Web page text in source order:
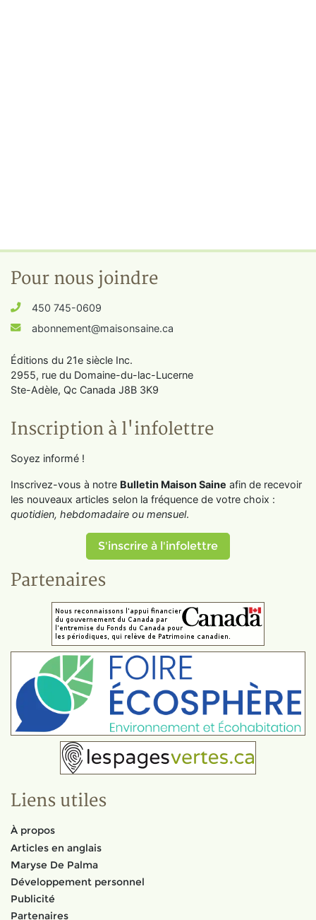
Pour nous joindre
450 745-0609
abonnement@maisonsaine.ca
Éditions du 21e siècle Inc.
2955, rue du Domaine-du-lac-Lucerne
Ste-Adèle, Qc Canada J8B 3K9
Inscription à l'infolettre
Soyez informé !
Inscrivez-vous à notre Bulletin Maison Saine afin de recevoir
les nouveaux articles selon la fréquence de votre choix :
quotidien, hebdomadaire ou mensuel.
S'inscrire à l'infolettre
Partenaires
Liens utiles
À propos
Articles en anglais
Maryse De Palma
Développement personnel
Publicité
Partenaires